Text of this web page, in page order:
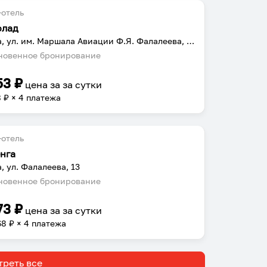
Можга, ул. им. Маршала Авиации Ф.Я. Фалалеева, 6/2
бронирование
₽ цена заза сутки
₽ × 4 платежа
ул. Фалалеева, 13
бронирование
₽ цена заза сутки
₽ × 4 платежа
все